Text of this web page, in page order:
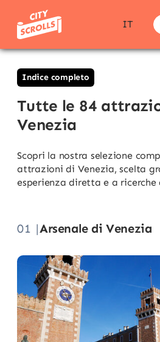
IT
Tutte le 84
Venezia
Indice completo
Scopri la nostra selezione
attrazioni di Venezia, scelta
esperienza diretta e a
01 |Arsenale di Venezia